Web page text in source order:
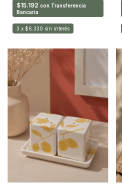
$15.192 con Transferencia
Bancaria
3 x $6.330 sin interés